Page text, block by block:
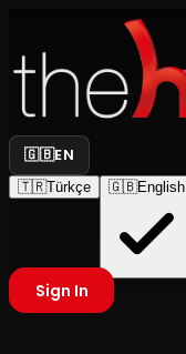
🇬🇧EN
🇹🇷Türkçe 🇬🇧English
Sign In